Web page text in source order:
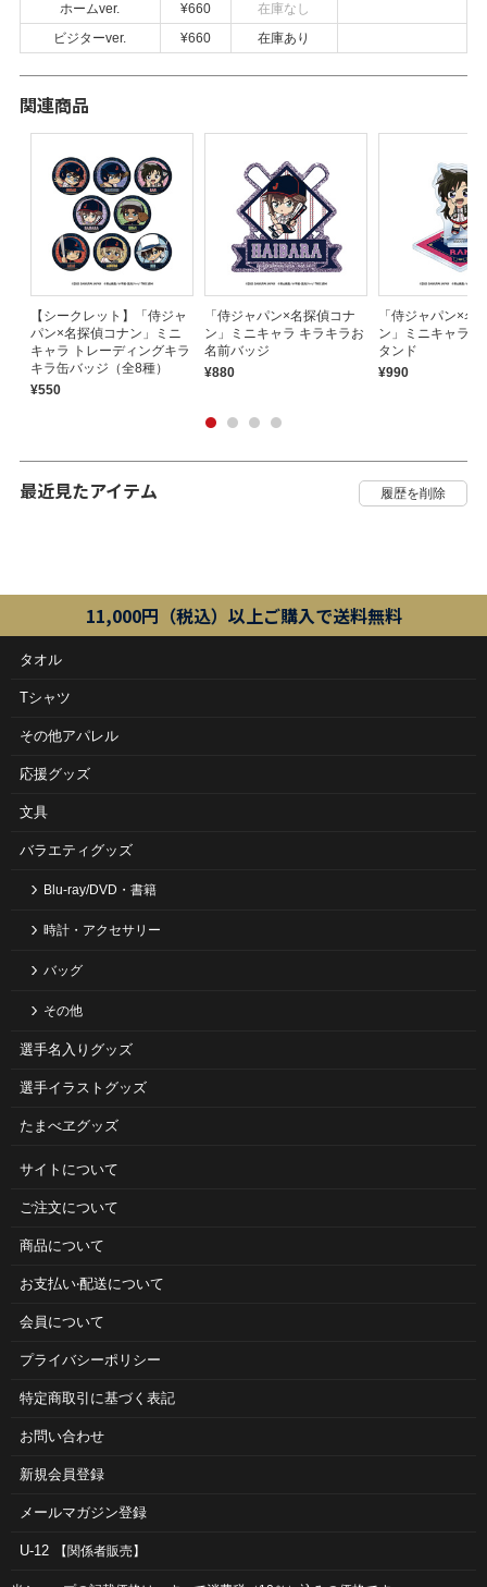
ホームver.
¥660
在庫なし
ビジターver.
¥660 在庫あり
関連商品
【シークレット】「侍ジャ
パン×名探偵コナン」ミニ
キャラ トレーディングキラ
キラ缶バッジ（全8種）
¥550
「侍ジャパン×名探偵コナ
ン」ミニキャラ キラキラお
名前バッジ
¥880
「侍ジャパン×名
ン」ミニキャラ
タンド
¥990
最近見たアイテム
11,000円（税込）以上ご購入で送料無料
タオル
Tシャツ
その他アパレル
応援グッズ
文具
バラエティグッズ
Blu-ray/DVD・書籍
時計・アクセサリー
バッグ
その他
選手名入りグッズ
選手イラストグッズ
たまべヱグッズ
サイトについて
ご注⽂について
商品について
お⽀払い‧配送について
会員について
プライバシーポリシー
特定商取引に基づく表記
お問い合わせ
新規会員登録
メールマガジン登録
U-12 【関係者販売】